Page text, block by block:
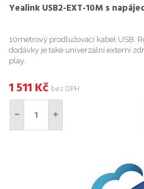
Yealink USB2-EXT-10M s
10metrový prodlužovací kabel USB.
dodávky je také univerzální externí
play.
1 511 Kč bez DPH